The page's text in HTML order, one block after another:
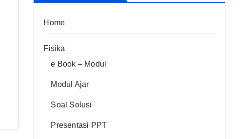
Home
Fisika
e Book – Modul
Modul Ajar
Soal Solusi
Presentasi PPT